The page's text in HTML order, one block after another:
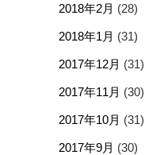
2018年2月 (28)
2018年1月 (31)
2017年12月 (31)
2017年11月 (30)
2017年10月 (31)
2017年9月 (30)